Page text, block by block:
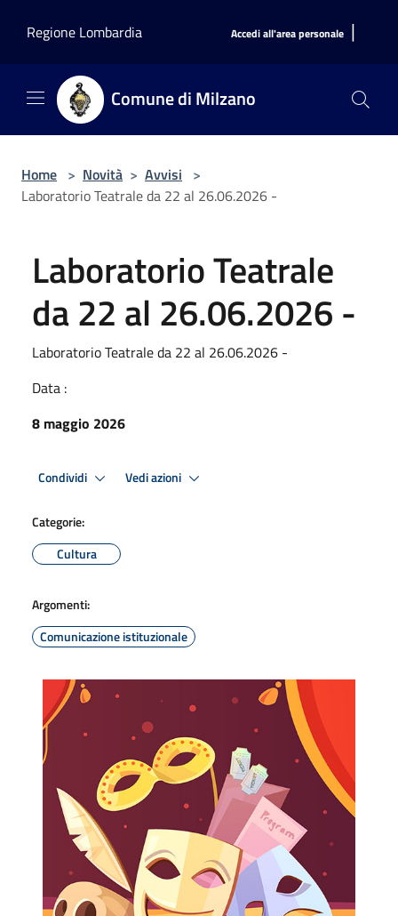
Regione Lombardia
Accedi all'area personale |
Comune di Milzano
Home > Novità > Avvisi >
Laboratorio Teatrale da 22 al 26.06.2026 -
Laboratorio Teatrale
da 22 al 26.06.2026 -
Laboratorio Teatrale da 22 al 26.06.2026 -
Data :
8 maggio 2026
Condividi Vedi azioni
Categorie:
Cultura
Argomenti:
Comunicazione istituzionale